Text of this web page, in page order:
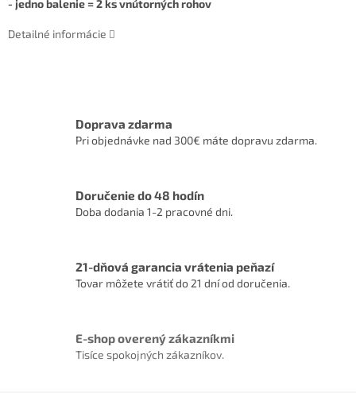
- jedno balenie = 2 ks vnútorných rohov
Detailné informácie
Doprava zdarma
Pri objednávke nad 300€ máte dopravu zdarma.
Doručenie do 48 hodín
Doba dodania 1-2 pracovné dni.
21-dňová garancia vrátenia peňazí
Tovar môžete vrátiť do 21 dní od doručenia.
E-shop overený zákazníkmi
Tisíce spokojných zákazníkov.